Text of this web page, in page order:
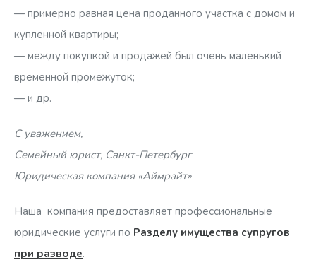
— примерно равная цена проданного участка с домом и
купленной квартиры;
— между покупкой и продажей был очень маленький
временной промежуток;
— и др.
С уважением,
Семейный юрист, Санкт-Петербург
Юридическая компания «Аймрайт»
Наша компания предоставляет профессиональные
юридические услуги по Разделу имущества супругов
при разводе.